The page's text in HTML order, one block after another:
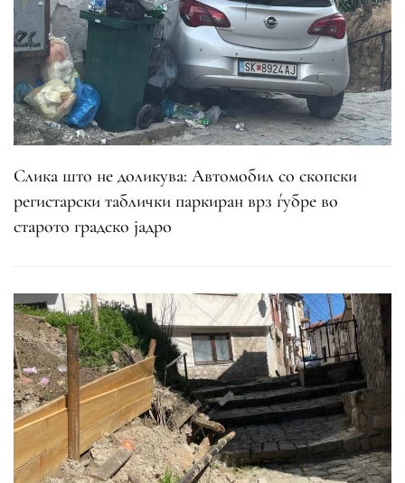
Слика што не доликува: Автомобил со скопски
регистарски таблички паркиран врз ѓубре во
старото градско јадро